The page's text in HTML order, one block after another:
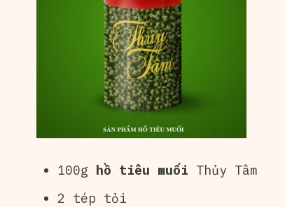
100g hồ tiêu muối Thủy Tâm
2 tép tỏi